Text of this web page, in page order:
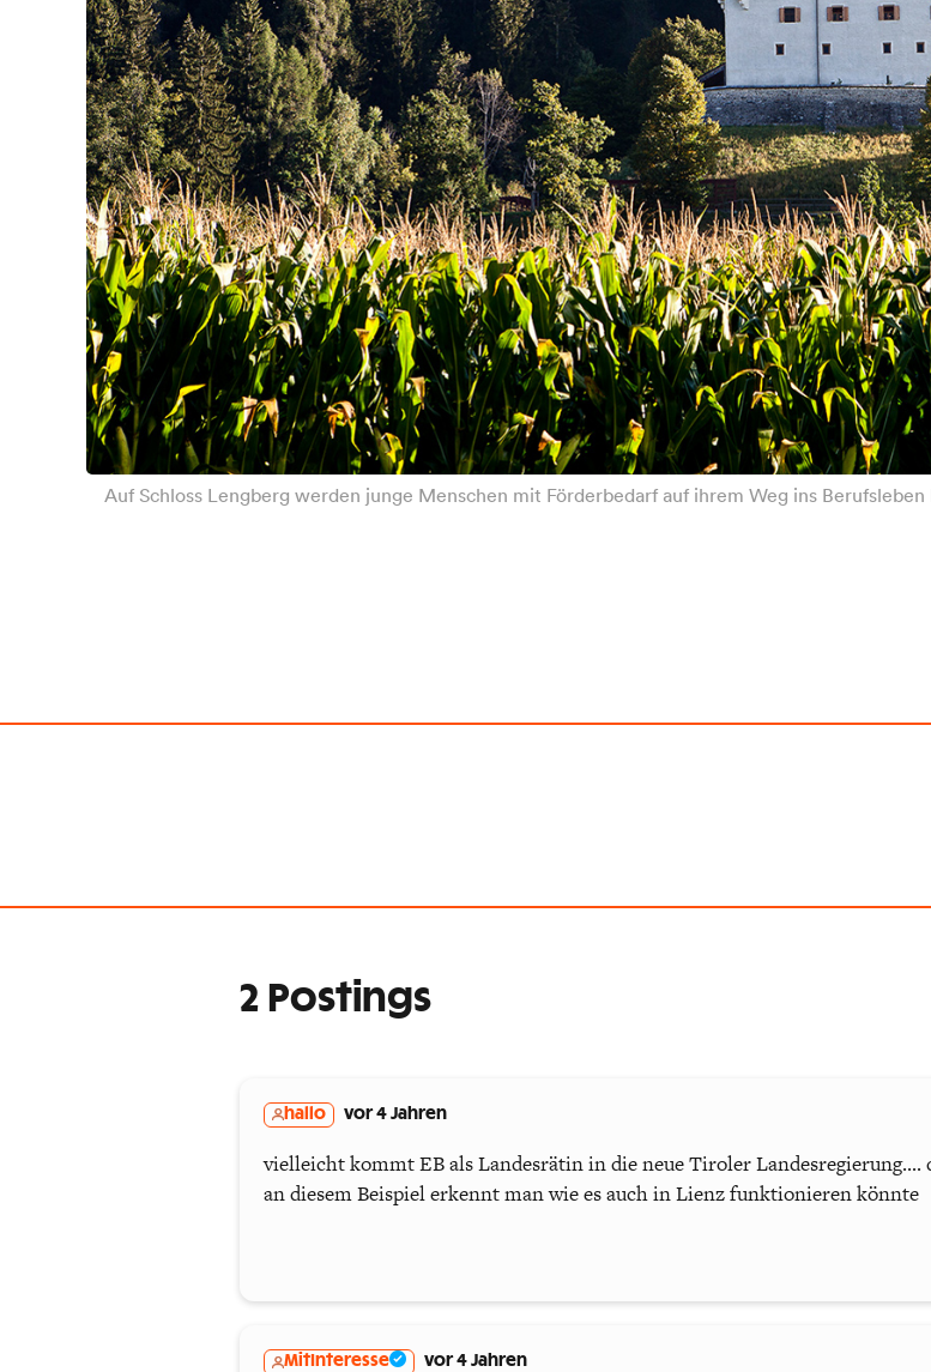
Auf Schloss Lengberg werden junge Menschen mit Förderbedarf auf ihrem Weg ins
2 Postings
hallo vor 4 Jahren
vielleicht kommt EB als Landesrätin in die neue Tiroler Landesregierung....
an diesem Beispiel erkennt man wie es auch in Lienz funktionieren könnte
MitInteresse vor 4 Jahren